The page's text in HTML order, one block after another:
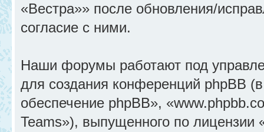
«Вестра»» после обновления/
согласие с ними.
Наши форумы работают под
для создания конференций phpBB
обеспечение phpBB»,
Teams»), выпущенного по лицензии